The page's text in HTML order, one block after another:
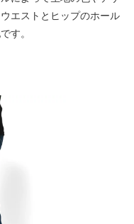
エストとヒップのホール
す。